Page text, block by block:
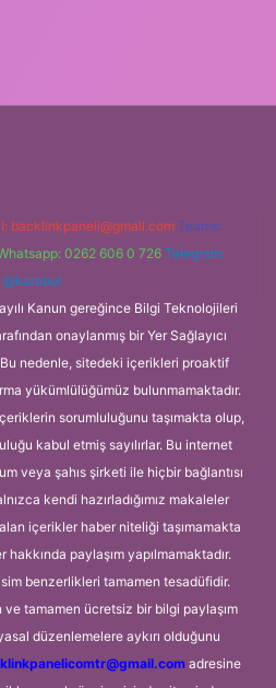
backlinkpaneli@gmail.com Teams:
0262 606 0 726 Telegram:
@karabul
Kanun gereğince Bilgi Teknolojileri
onaylanmış bir Yer Sağlayıcı
nedenle, sitedeki içerikleri proaktif
yükümlülüğümüz bulunmamaktadır.
sorumluluğunu taşımakta olup,
kabul etmiş sayılırlar. Bu internet
veya şahıs şirketi ile hiçbir bağlantısı
kendi hazırladığımız makaleler
içerikler haber niteliği taşımamakta
paylaşım yapılmamaktadır.
benzerlikleri tamamen tesadüfidir.
ve tamamen ücretsiz bir bilgi paylaşım
düzenlemelere aykırı olduğunu
adresine